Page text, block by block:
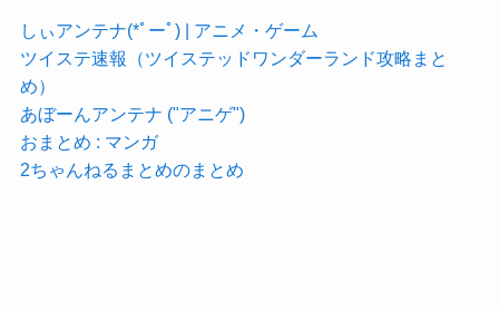
しぃアンテナ(*ﾟーﾟ) | アニメ・ゲーム
ツイステ速報（ツイステッドワンダーランド攻略まと
め）
あぼーんアンテナ ("アニゲ")
おまとめ : マンガ
2ちゃんねるまとめのまとめ